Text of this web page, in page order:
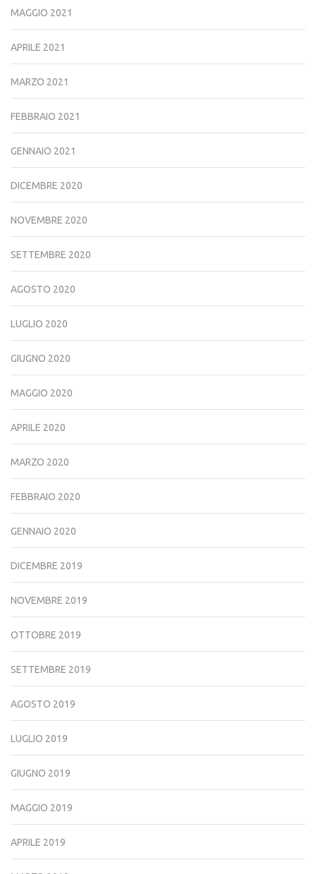
MAGGIO 2021
APRILE 2021
MARZO 2021
FEBBRAIO 2021
GENNAIO 2021
DICEMBRE 2020
NOVEMBRE 2020
SETTEMBRE 2020
AGOSTO 2020
LUGLIO 2020
GIUGNO 2020
MAGGIO 2020
APRILE 2020
MARZO 2020
FEBBRAIO 2020
GENNAIO 2020
DICEMBRE 2019
NOVEMBRE 2019
OTTOBRE 2019
SETTEMBRE 2019
AGOSTO 2019
LUGLIO 2019
GIUGNO 2019
MAGGIO 2019
APRILE 2019